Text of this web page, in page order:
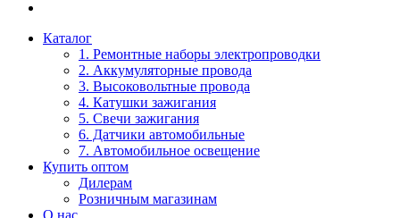
Каталог
1. Ремонтные наборы электропроводки
2. Аккумуляторные провода
3. Высоковольтные провода
4. Катушки зажигания
5. Свечи зажигания
6. Датчики автомобильные
7. Автомобильное освещение
Купить оптом
Дилерам
Розничным магазинам
О нас